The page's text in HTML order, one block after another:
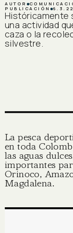
AUTOR
PUBLICACIÓN 6.3.22
Históricamente
una actividad
caza o la
silvestre.
La pesca
en toda
las aguas
importantes
Orinoco,
Magdalena.